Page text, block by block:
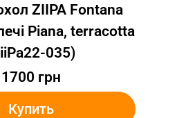
ZIIPA Fontana
Piana, terracotta
035)
1700 грн
Купить